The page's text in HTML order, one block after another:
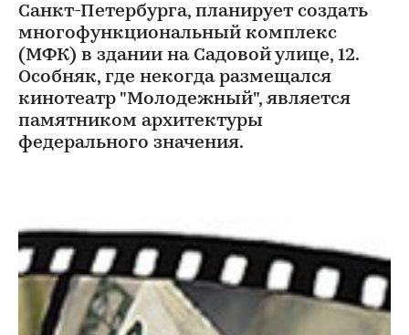
Санкт-Петербурга, планирует создать
многофункциональный комплекс
(МФК) в здании на Садовой улице, 12.
Особняк, где некогда размещался
кинотеатр "Молодежный", является
памятником архитектуры
федерального значения.